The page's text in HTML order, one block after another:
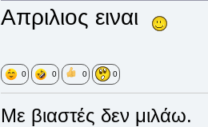
Απριλιος ειναι
0 0 0 0
Με βιαστές δεν μιλάω.